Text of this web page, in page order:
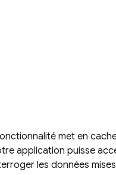
met en
application puisse
les données